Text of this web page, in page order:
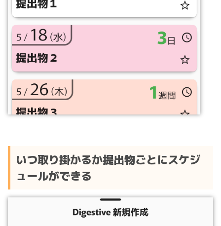
いつ取り掛かるか提出物ごとにスケジ
ュールができる